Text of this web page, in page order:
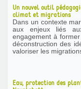
Un nouvel outil
climat et migrations
Dans un contexte
aux enjeux liés
engagement à
déconstruction des
valoriser les
Eau, protection des